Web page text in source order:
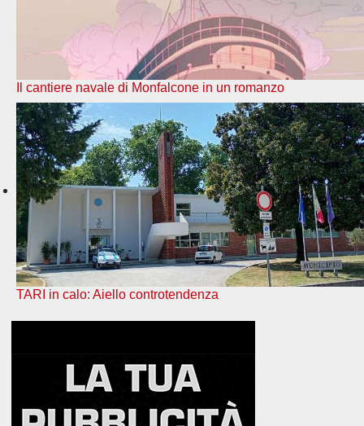
Il cantiere navale di Monfalcone in un romanzo
TARI in calo: Aiello controtendenza